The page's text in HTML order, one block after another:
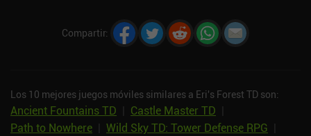
Compartir:
Los 10 mejores juegos móviles similares a Eri's Forest TD son:
Ancient Fountains TD Castle Master TD
Path to Nowhere
Wild Sky TD: Tower Defense RPG